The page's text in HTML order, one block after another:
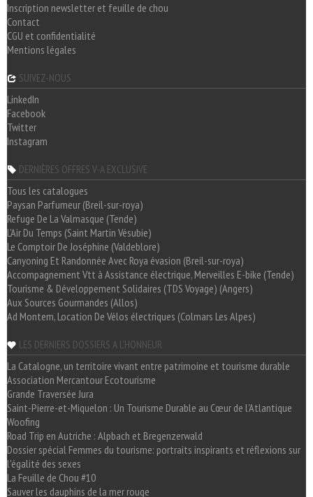
Inscription newsletter et feuille de chou
Contact
CGU et confidentialité
Mentions légales
SUIVEZ-NOUS
LinkedIn
Facebook
Twitter
Instagram
DERNIÈRES OFFRES V-A EXCLUSIVE
Tous les catalogues
Paysan Parfumeur (Breil-sur-roya)
Refuge De La Valmasque (Tende)
L'Air Du Temps (Saint Martin Vésubie)
Le Comptoir De Joséphine (Valdeblore)
Canyoning Et Randonnée Avec Roya évasion (Breil-sur-roya)
Accompagnement Vtt à Assistance électrique, Merveilles E-bike (Tende)
Tourisme & Développement Solidaires (TDS Voyage) (Angers)
Aux Sources Gourmandes (Allos)
Ad Montem, Location De Vélos électriques (Colmars Les Alpes)
LES DERNIERS DOSSIERS A L'HONNEUR
La Catalogne, un territoire vivant entre patrimoine et tourisme durable
Association Mercantour Ecotourisme
Grande Traversée Jura
Saint-Pierre-et-Miquelon : Un Tourisme Durable au Cœur de l'Atlantique
Woofing
Road Trip en Autriche : Alpbach et Bregenzerwald
Dossier spécial Femmes du tourisme: portraits inspirants et réflexions sur
l'égalité des sexes
La Feuille de Chou #10
Sauver les dauphins de la mer rouge